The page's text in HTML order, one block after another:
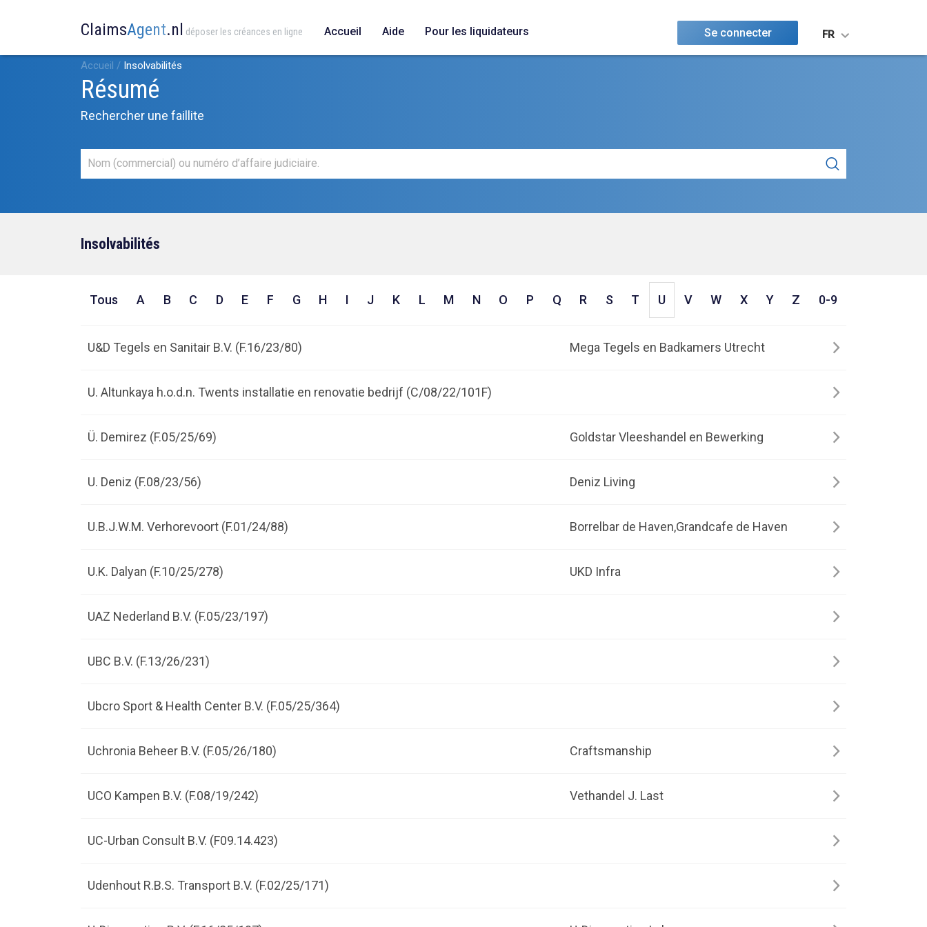
ClaimsAgent.nl déposer les créances en ligne Accueil Aide Pour les liquidateurs Se connecter FR
Accueil / Insolvabilités
Résumé
Rechercher une faillite
Insolvabilités
Tous A B C D E F G H I J K L M N O P Q R S T U V W X Y Z 0-9
U&D Tegels en Sanitair B.V. (F.16/23/80) Mega Tegels en Badkamers Utrecht
U. Altunkaya h.o.d.n. Twents installatie en renovatie bedrijf (C/08/22/101F)
Ü. Demirez (F.05/25/69) Goldstar Vleeshandel en Bewerking
U. Deniz (F.08/23/56) Deniz Living
U.B.J.W.M. Verhorevoort (F.01/24/88) Borrelbar de Haven,Grandcafe de Haven
U.K. Dalyan (F.10/25/278) UKD Infra
UAZ Nederland B.V. (F.05/23/197)
UBC B.V. (F.13/26/231)
Ubcro Sport & Health Center B.V. (F.05/25/364)
Uchronia Beheer B.V. (F.05/26/180) Craftsmanship
UCO Kampen B.V. (F.08/19/242) Vethandel J. Last
UC-Urban Consult B.V. (F09.14.423)
Udenhout R.B.S. Transport B.V. (F.02/25/171)